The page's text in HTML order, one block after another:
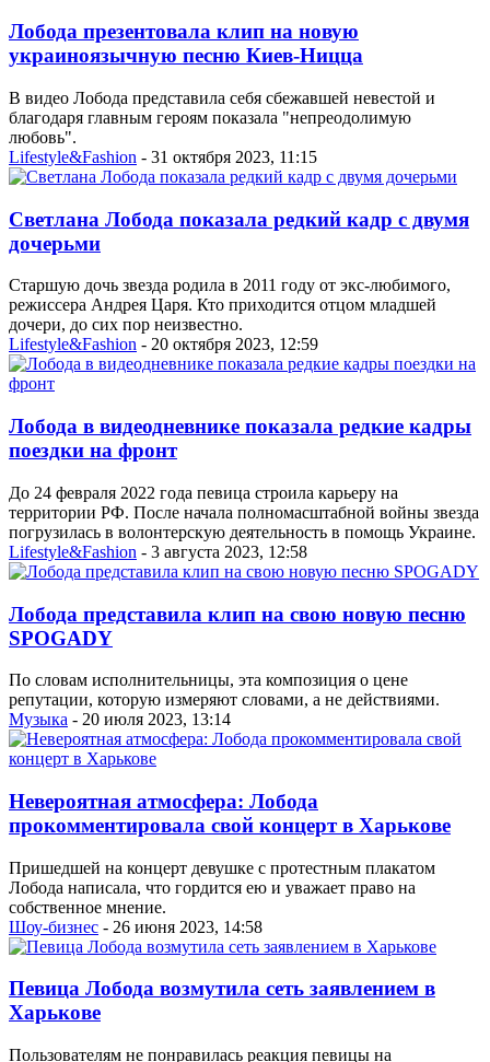
Лобода презентовала клип на новую
украиноязычную песню Киев-Ницца
В видео Лобода представила себя сбежавшей невестой и
благодаря главным героям показала "непреодолимую
любовь".
Lifestyle&Fashion - 31 октября 2023, 11:15
Светлана Лобода показала редкий кадр с двумя
дочерьми
Старшую дочь звезда родила в 2011 году от экс-любимого,
режиссера Андрея Царя. Кто приходится отцом младшей
дочери, до сих пор неизвестно.
Lifestyle&Fashion - 20 октября 2023, 12:59
Лобода в видеодневнике показала редкие кадры
поездки на фронт
До 24 февраля 2022 года певица строила карьеру на
территории РФ. После начала полномасштабной войны звезда
погрузилась в волонтерскую деятельность в помощь Украине.
Lifestyle&Fashion - 3 августа 2023, 12:58
Лобода представила клип на свою новую песню
SPOGADY
По словам исполнительницы, эта композиция о цене
репутации, которую измеряют словами, а не действиями.
Музыка - 20 июля 2023, 13:14
Невероятная атмосфера: Лобода
прокомментировала свой концерт в Харькове
Пришедшей на концерт девушке с протестным плакатом
Лобода написала, что гордится ею и уважает право на
собственное мнение.
Шоу-бизнес - 26 июня 2023, 14:58
Певица Лобода возмутила сеть заявлением в
Харькове
Пользователям не понравилась реакция певицы на